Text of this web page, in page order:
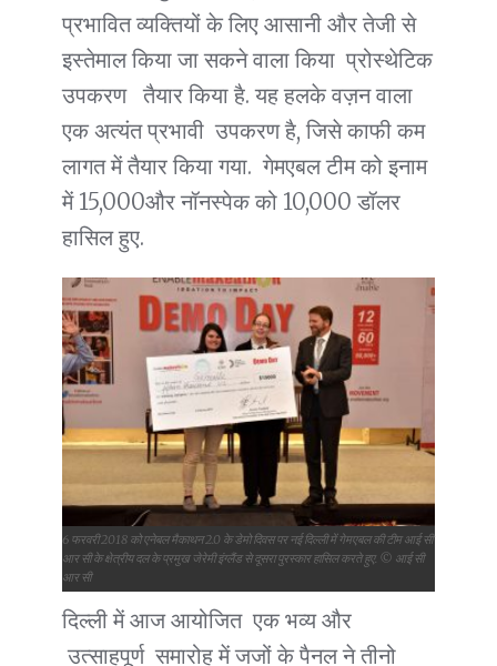
प्रभावित व्यक्तियों के लिए आसानी और तेजी से
इस्तेमाल किया जा सकने वाला किया प्रोस्थेटिक
उपकरण तैयार किया है. यह हलके वज़न वाला
एक अत्यंत प्रभावी उपकरण है, जिसे काफी कम
लागत में तैयार किया गया. गेमएबल टीम को इनाम
में 15,000और नॉनस्पेक को 10,000 डॉलर
हासिल हुए.
6 फरवरी 2018 को एनेबल मैकाथन 2.0 के डेमो दिवस पर नई दिल्ली में गेमएबल की टीम आई सी
आर सी के क्षेत्रीय दल के प्रमुख जेरेमी इंग्लैंड से दूसरा पुरस्कार हासिल करते हुए. © आई सी
आर सी
दिल्ली में आज आयोजित एक भव्य और
उत्साहपूर्ण समारोह में जजों के पैनल ने तीनो